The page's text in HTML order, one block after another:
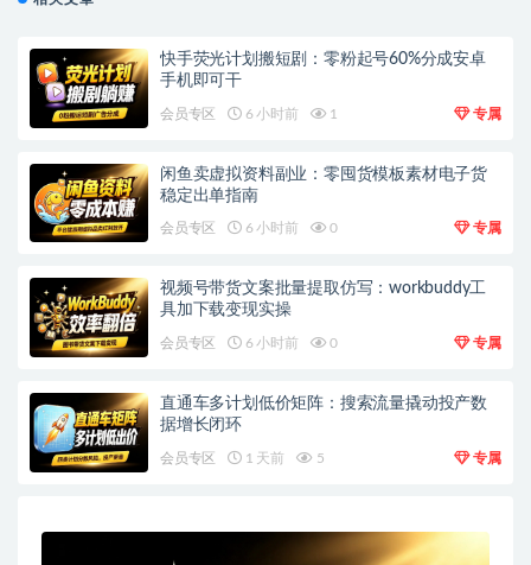
快手荧光计划搬短剧：零粉起号60%分成安卓
手机即可干
会员专区 6 小时前 1 专属
闲鱼卖虚拟资料副业：零囤货模板素材电子货
稳定出单指南
会员专区 6 小时前 0 专属
视频号带货文案批量提取仿写：workbuddy工
具加下载变现实操
会员专区 6 小时前 0 专属
直通车多计划低价矩阵：搜索流量撬动投产数
据增长闭环
会员专区 1 天前 5 专属